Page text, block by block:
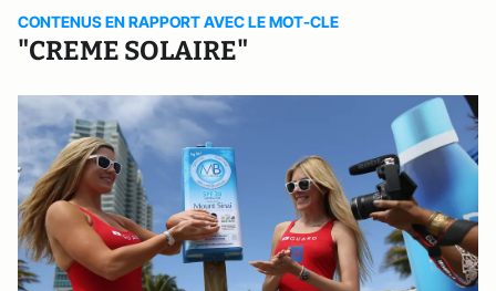
CONTENUS EN RAPPORT AVEC LE MOT-CLE
"CREME SOLAIRE"